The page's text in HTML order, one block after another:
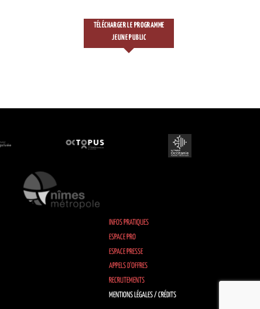
TÉLÉCHARGER LE PROGRAMME
JEUNE PUBLIC
INFOS PRATIQUES
ESPACE PRO
ESPACE PRESSE
APPELS D’OFFRES
RECRUTEMENTS
MENTIONS LÉGALES / CRÉDITS